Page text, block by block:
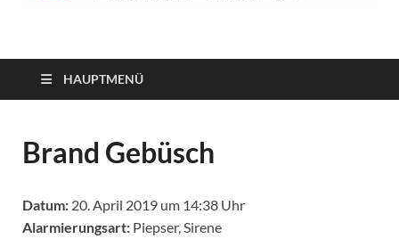
HAUPTMENÜ
Brand Gebüsch
Datum: 20. April 2019 um 14:38 Uhr
Alarmierungsart: Piepser, Sirene